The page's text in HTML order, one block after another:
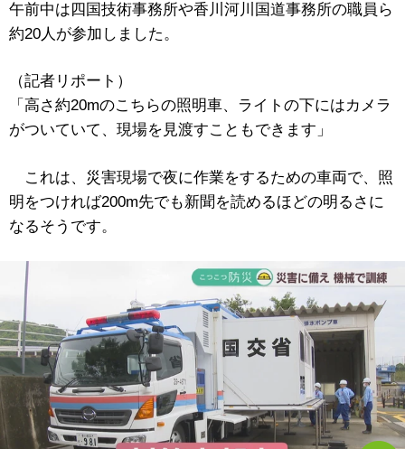
午前中は四国技術事務所や香川河川国道事務所の職員ら
約20人が参加しました。
（記者リポート）
「高さ約20mのこちらの照明車、ライトの下にはカメラ
がついていて、現場を見渡すこともできます」
これは、災害現場で夜に作業をするための車両で、照
明をつければ200m先でも新聞を読めるほどの明るさに
なるそうです。